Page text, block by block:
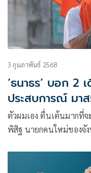
3 กุมภาพันธ์ 2568
‘ธนาธร’ บอก 2
ประสบการณ์ มา
ตัวผมเอง ตื่นเต้นมากที่จ
พิสิฐ นายกคนใหม่ของจั